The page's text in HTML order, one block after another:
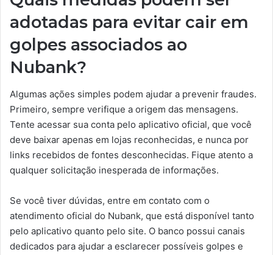
adotadas para evitar cair em
golpes associados ao
Nubank?
Algumas ações simples podem ajudar a prevenir fraudes.
Primeiro, sempre verifique a origem das mensagens.
Tente acessar sua conta pelo aplicativo oficial, que você
deve baixar apenas em lojas reconhecidas, e nunca por
links recebidos de fontes desconhecidas. Fique atento a
qualquer solicitação inesperada de informações.
Se você tiver dúvidas, entre em contato com o
atendimento oficial do Nubank, que está disponível tanto
pelo aplicativo quanto pelo site. O banco possui canais
dedicados para ajudar a esclarecer possíveis golpes e